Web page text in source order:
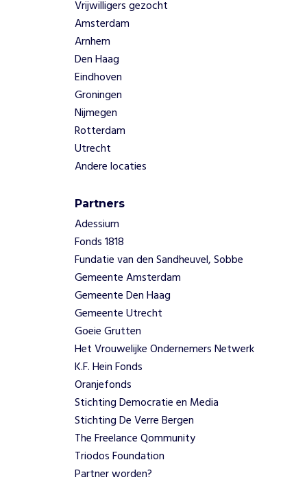
Vrijwilligers gezocht
Amsterdam
Arnhem
Den Haag
Eindhoven
Groningen
Nijmegen
Rotterdam
Utrecht
Andere locaties
Partners
Adessium
Fonds 1818
Fundatie van den Sandheuvel, Sobbe
Gemeente Amsterdam
Gemeente Den Haag
Gemeente Utrecht
Goeie Grutten
Het Vrouwelijke Ondernemers Netwerk
K.F. Hein Fonds
Oranjefonds
Stichting Democratie en Media
Stichting De Verre Bergen
The Freelance Qommunity
Triodos Foundation
Partner worden?